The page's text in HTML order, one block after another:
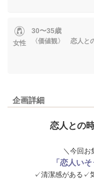
女性
30〜35歳
〈価値観〉 恋人と
企画詳細
恋人との
＼今回お
「恋人い
✓清潔感がある✓